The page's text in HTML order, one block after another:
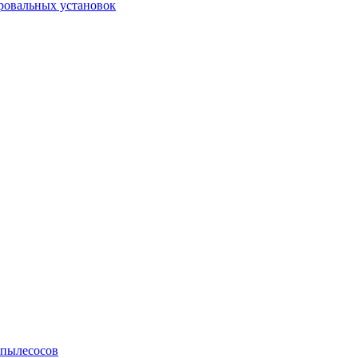
установок